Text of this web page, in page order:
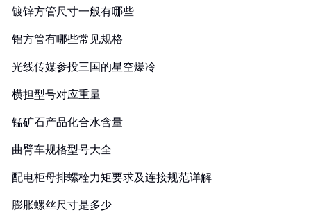
镀锌方管尺寸一般有哪些
铝方管有哪些常见规格
光线传媒参投三国的星空爆冷
横担型号对应重量
锰矿石产品化合水含量
曲臂车规格型号大全
配电柜母排螺栓力矩要求及连接规范详解
膨胀螺丝尺寸是多少